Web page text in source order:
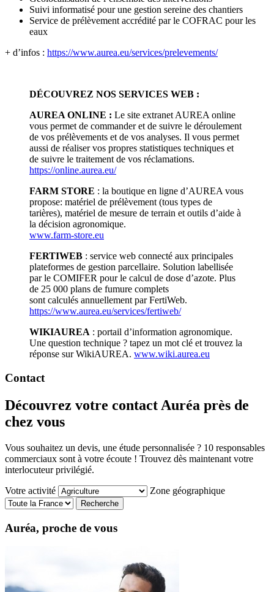
Suivi informatisé pour une gestion sereine des chantiers
Service de prélèvement accrédité par le COFRAC pour les
eaux
+ d’infos : https://www.aurea.eu/services/prelevements/
DÉCOUVREZ NOS SERVICES WEB :
AUREA ONLINE : Le site extranet AUREA online
vous permet de commander et de suivre le déroulement
de vos prélèvements et de vos analyses. Il vous permet
aussi de réaliser vos propres statistiques techniques et
de suivre le traitement de vos réclamations.
https://online.aurea.eu/
FARM STORE : la boutique en ligne d’AUREA vous
propose: matériel de prélèvement (tous types de
tarières), matériel de mesure de terrain et outils d’aide à
la décision agronomique.
www.farm-store.eu
FERTIWEB : service web connecté aux principales
plateformes de gestion parcellaire. Solution labellisée
par le COMIFER pour le calcul de dose d’azote. Plus
de 25 000 plans de fumure complets
sont calculés annuellement par FertiWeb.
https://www.aurea.eu/services/fertiweb/
WIKIAUREA : portail d’information agronomique.
Une question technique ? tapez un mot clé et trouvez la
réponse sur WikiAUREA. www.wiki.aurea.eu
Contact
Découvrez votre contact Auréa près de
chez vous
Vous souhaitez un devis, une étude personnalisée ? 10 responsables
commerciaux sont à votre écoute ! Trouvez dès maintenant votre
interlocuteur privilégié.
Votre activité
Zone géographique
Auréa, proche de vous